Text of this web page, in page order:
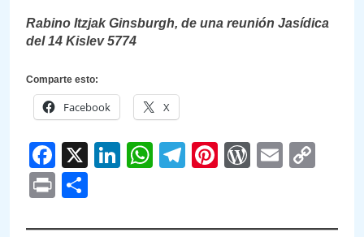
Rabino Itzjak Ginsburgh, de una reunión Jasídica
del 14 Kislev 5774
Comparte esto:
Facebook X
Facebook
X LinkedIn
WhatsApp
Telegram
PinterestEmail
Print